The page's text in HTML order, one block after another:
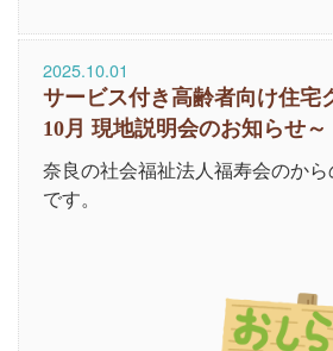
2025.10.01
サービス付き高齢者向け住宅
10月 現地説明会のお知らせ～
奈良の社会福祉法人福寿会のか
です。